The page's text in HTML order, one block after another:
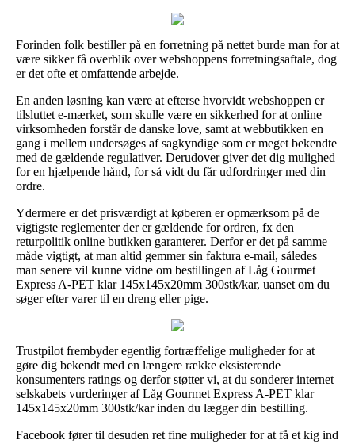
Forinden folk bestiller på en forretning på nettet burde man for at
være sikker få overblik over webshoppens forretningsaftale, dog
er det ofte et omfattende arbejde.
En anden løsning kan være at efterse hvorvidt webshoppen er
tilsluttet e-mærket, som skulle være en sikkerhed for at online
virksomheden forstår de danske love, samt at webbutikken en
gang i mellem undersøges af sagkyndige som er meget bekendte
med de gældende regulativer. Derudover giver det dig mulighed
for en hjælpende hånd, for så vidt du får udfordringer med din
ordre.
Ydermere er det prisværdigt at køberen er opmærksom på de
vigtigste reglementer der er gældende for ordren, fx den
returpolitik online butikken garanterer. Derfor er det på samme
måde vigtigt, at man altid gemmer sin faktura e-mail, således
man senere vil kunne vidne om bestillingen af Låg Gourmet
Express A-PET klar 145x145x20mm 300stk/kar, uanset om du
søger efter varer til en dreng eller pige.
Trustpilot frembyder egentlig fortræffelige muligheder for at
gøre dig bekendt med en længere række eksisterende
konsumenters ratings og derfor støtter vi, at du sonderer internet
selskabets vurderinger af Låg Gourmet Express A-PET klar
145x145x20mm 300stk/kar inden du lægger din bestilling.
Facebook fører til desuden ret fine muligheder for at få et kig ind